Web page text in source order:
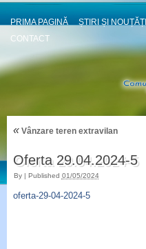
PRIMA PAGINĂ ȘTIRI ȘI NOUȚĂȚI
CONTACT
«Vânzare teren extravilan
Oferta 29.04.2024-5
By | Published 01/05/2024
oferta-29-04-2024-5